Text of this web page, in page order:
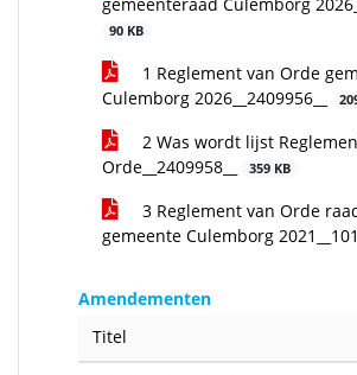
90 KB
1 Reglement van Orde
Culemborg 2026__2409956__
2 Was wordt lijst
Orde__2409958__
359 KB
3 Reglement van Orde
gemeente Culemborg
Amendementen
Titel